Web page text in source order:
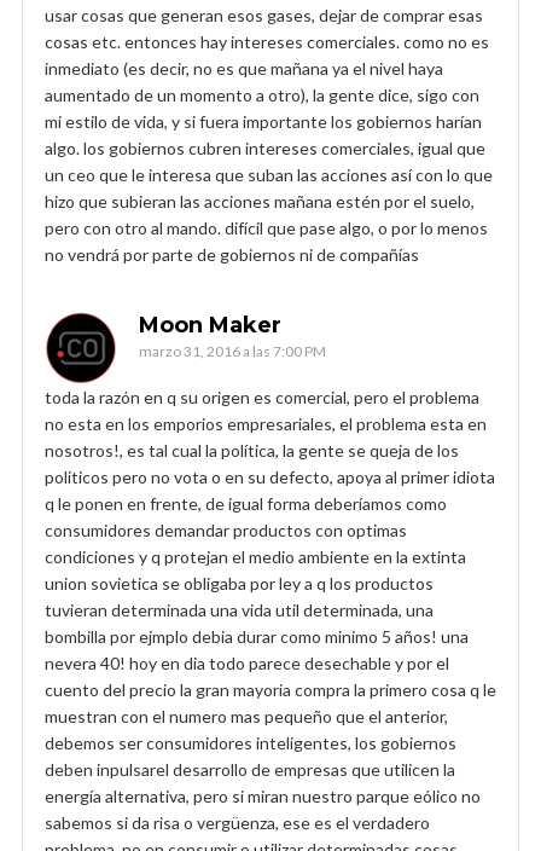
usar cosas que generan esos gases, dejar de comprar esas
cosas etc. entonces hay intereses comerciales. como no es
inmediato (es decir, no es que mañana ya el nivel haya
aumentado de un momento a otro), la gente dice, sigo con
mi estilo de vida, y si fuera importante los gobiernos harían
algo. los gobiernos cubren intereses comerciales, igual que
un ceo que le interesa que suban las acciones así con lo que
hizo que subieran las acciones mañana estén por el suelo,
pero con otro al mando. difícil que pase algo, o por lo menos
no vendrá por parte de gobiernos ni de compañías
Moon Maker
marzo 31, 2016 a las 7:00 PM
toda la razón en q su origen es comercial, pero el problema
no esta en los emporios empresariales, el problema esta en
nosotros!, es tal cual la política, la gente se queja de los
politicos pero no vota o en su defecto, apoya al primer idiota
q le ponen en frente, de igual forma deberíamos como
consumidores demandar productos con optimas
condiciones y q protejan el medio ambiente en la extinta
union sovietica se obligaba por ley a q los productos
tuvieran determinada una vida util determinada, una
bombilla por ejmplo debia durar como minimo 5 años! una
nevera 40! hoy en dia todo parece desechable y por el
cuento del precio la gran mayoria compra la primero cosa q le
muestran con el numero mas pequeño que el anterior,
debemos ser consumidores inteligentes, los gobiernos
deben inpulsarel desarrollo de empresas que utilicen la
energía alternativa, pero si miran nuestro parque eólico no
sabemos si da risa o vergüenza, ese es el verdadero